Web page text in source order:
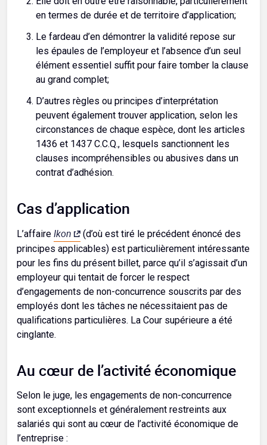
en termes de durée et de territoire d’application;
Le fardeau d’en démontrer la validité repose sur
les épaules de l’employeur et l’absence d’un seul
élément essentiel suffit pour faire tomber la clause
au grand complet;
D’autres règles ou principes d’interprétation
peuvent également trouver application, selon les
circonstances de chaque espèce, dont les articles
1436 et 1437 C.C.Q., lesquels sanctionnent les
clauses incompréhensibles ou abusives dans un
contrat d’adhésion.
Cas d’application
L’affaire Ikon
(d’où est tiré le précédent énoncé des
principes applicables) est particulièrement intéressante
pour les fins du présent billet, parce qu’il s’agissait d’un
employeur qui tentait de forcer le respect
d’engagements de non-concurrence souscrits par des
employés dont les tâches ne nécessitaient pas de
qualifications particulières. La Cour supérieure a été
cinglante.
Au cœur de l’activité économique
Selon le juge, les engagements de non-concurrence
sont exceptionnels et généralement restreints aux
salariés qui sont au cœur de l’activité économique de
l’entreprise :